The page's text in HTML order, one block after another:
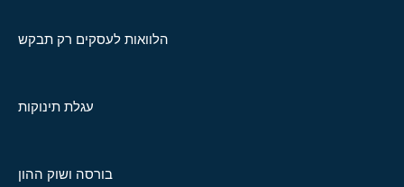
הלוואות לעסקים רק תבקש
עגלת תינוקות
בורסה ושוק ההון